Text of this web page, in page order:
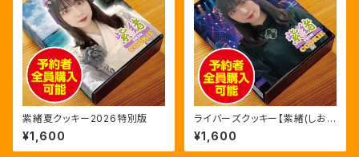
紫緒夏クッキー2026特別版
¥1,600
ライバーズクッキー【紫緒(しお)】
第三弾初回限定版
¥1,600